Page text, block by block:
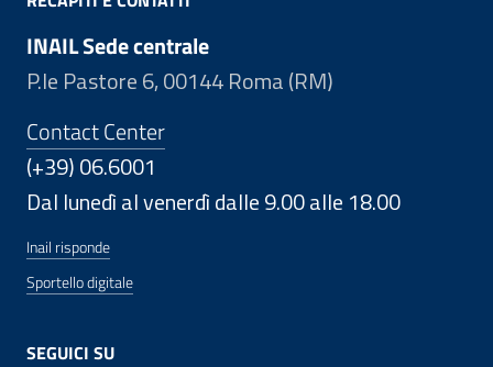
INAIL Sede centrale
P.le Pastore 6, 00144 Roma (RM)
Contact Center
(+39) 06.6001
Dal lunedì al venerdì dalle 9.00 alle 18.00
Inail risponde
Sportello digitale
SEGUICI SU